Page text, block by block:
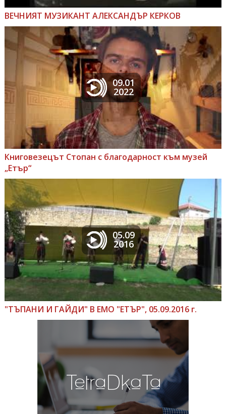
ВЕЧНИЯТ МУЗИКАНТ АЛЕКСАНДЪР КЕРКОВ
09.01
2022
Книговезецът Стопан с благодарност към музей
„Етър“
05.09
2016
"ТЪПАНИ И ГАЙДИ" В ЕМО "ЕТЪР", 05.09.2016 г.